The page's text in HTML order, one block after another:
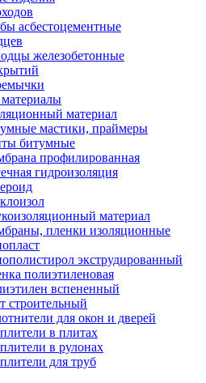
асбестоцементные
железобетонные
материал
мастики, праймеры
битумные
профилированная
гидроизоляция
материал
пленки изоляционные
экструдированный
полиэтиленовая
вспененный
строительный
для окон и дверей
в плитах
в рулонах
для труб